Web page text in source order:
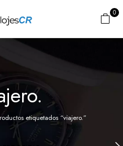
0
etiquetados “viajero.”